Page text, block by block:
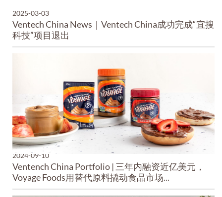
2025-03-03
Ventech China News｜Ventech China成功完成“宜搜
科技”项目退出
2024-09-10
Ventench China Portfolio | 三年内融资近亿美元，
Voyage Foods用替代原料撬动食品市场...